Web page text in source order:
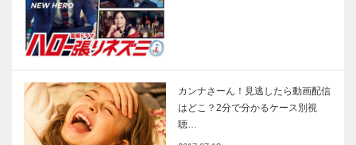
カンナさーん！見逃したら動画配信
はどこ？2分で分かるケース別視
聴…